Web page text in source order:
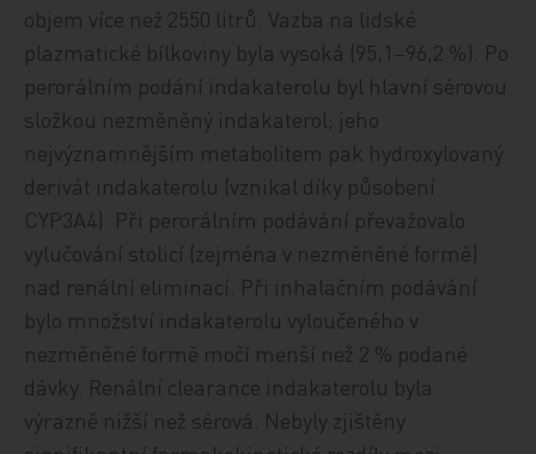
objem více než 2550 litrů. Vazba na lidské
plazmatické bílkoviny byla vysoká (95,1–96,2 %). Po
perorálním podání indakaterolu byl hlavní sérovou
složkou nezměněný indakaterol; jeho
nejvýznamnějším metabolitem pak hydroxylovaný
derivát indakaterolu (vznikal díky působení
CYP3A4). Při perorálním podávání převažovalo
vylučování stolicí (zejména v nezměněné formě)
nad renální eliminací. Při inhalačním podávání
bylo množství indakaterolu vyloučeného v
nezměněné formě močí menší než 2 % podané
dávky. Renální clearance indakaterolu byla
výrazně nižší než sérová. Nebyly zjištěny